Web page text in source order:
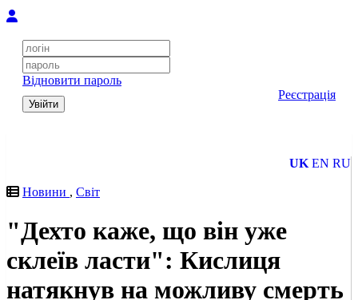
Відновити пароль
Увійти
Реєстрація
UK EN RU
Новини , Світ
"Дехто каже, що він уже
склеїв ласти": Кислиця
натякнув на можливу смерть